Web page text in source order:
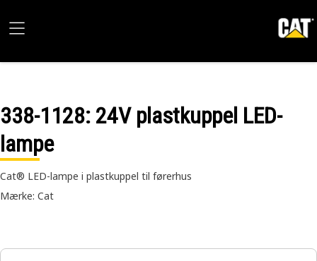
338-1128: 24V plastkuppel LED-
lampe
Cat® LED-lampe i plastkuppel til førerhus
Mærke: Cat